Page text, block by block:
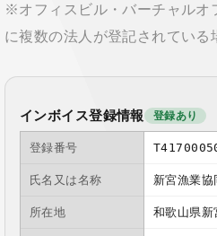
※オフィスビル・バーチャルオ
に複数の法人が登記されている
インボイス登録情報 登録あり
登録番号
氏名又は名称 新宮漁業協
所在地 和歌山県新